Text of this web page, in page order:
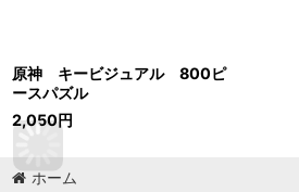
原神 キービジュアル 800ピ
ースパズル
2,050円
ホーム